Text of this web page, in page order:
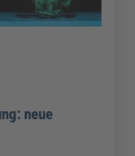
neue